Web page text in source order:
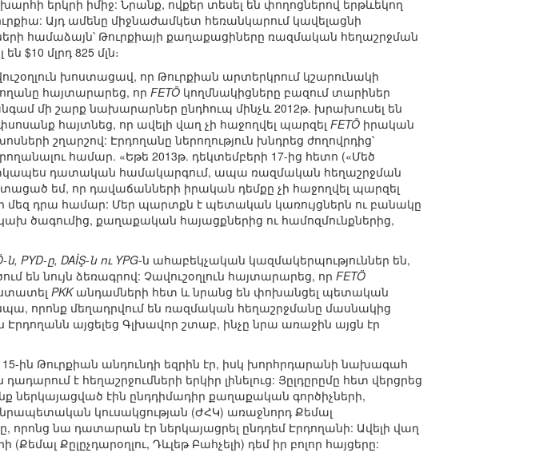
երկրի իմիջ: Նրանք, ովքեր տեսել են փողոցներով երթևեկող
Այդ ամենը միջնաժամկետ հեռանկարում կավելացնի
համաձայն՝ Թուրքիայի քաղաքացիները ռազմական հեղաշրջման
մլրդ 825 մլն։
խոստացավ, որ Թուրքիան արտերկրում կշարունակի
հայտարարեց, որ FETÖ կողմնակիցները բազում տարիներ
մի շարք նախարարներ ընդհուպ մինչև 2012թ. խրախուսել են
հայտնեց, որ ավելի վաղ չի հաջողվել պարզել FETÖ իրական
շղարշով: Էրդողանը ներողություն խնդրեց ժողովրդից՝
համար. «Եթե 2013թ. դեկտեմբերի 17-ից հետո («Մեծ
դատական համակարգում, ապա ռազմական հեղաշրջման
եմ, որ դավաճանների իրական դեմքը չի հաջողվել պարզել
մեզ դրա համար: Մեր պարտքն է պետական կառույցներն ու բանակը
ծագումից, քաղաքական հայացքներից ու համոզմունքներից,
ն, PYD-ը, DAİŞ-ն ու YPG-ն ահաբեկչական կազմակերպություններ են,
են նույն ձեռագրով: Չավուշօղլուն հայտարարեց, որ FETÖ
PKKանդամների հետ և նրանց են փոխանցել պետական
սպա, որոնք մեղադրվում են ռազմական հեղաշրջմանը մասնակից
Էրդողանն այցելեց Գլխավոր շտաբ, ինչը նրա առաջին այցն էր
ին Թուրքիան անդունդի եզրին էր, իսկ խորհրդարանի նախագահ
է հեղաշրջումների երկիր լինելուց: Յըլդըրըմը հետ վերցրեց
ներկայացված էին ընդդիմադիր քաղաքական գործիչների,
կուսակցության (ԺՀԿ) առաջնորդ Քեմալ
որոնց նա դատարան էր ներկայացրել ընդդեմ Էրդողանի: Ավելի վաղ
Քըլըչդարօղլու, Դևլեթ Բահչելի) դեմ իր բոլոր հայցերը: